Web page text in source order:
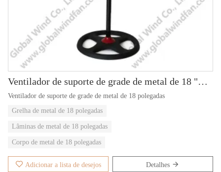
Ventilador de suporte de grade de metal de 18 "GWFS-83
Ventilador de suporte de grade de metal de 18 polegadas
Grelha de metal de 18 polegadas
Lâminas de metal de 18 polegadas
Corpo de metal de 18 polegadas
Adicionar a lista de desejos Detalhes